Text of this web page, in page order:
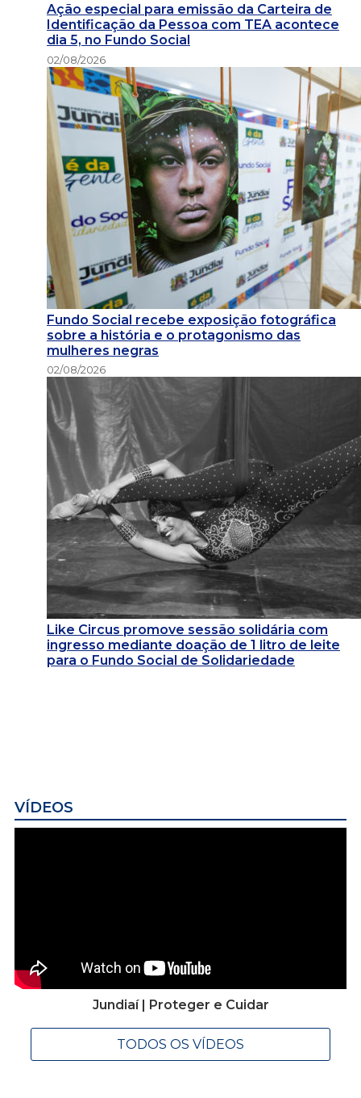
Ação especial para emissão da Carteira de
Identificação da Pessoa com TEA acontece
dia 5, no Fundo Social
02/08/2026
Fundo Social recebe exposição fotográfica
sobre a história e o protagonismo das
mulheres negras
02/08/2026
Like Circus promove sessão solidária com
ingresso mediante doação de 1 litro de leite
para o Fundo Social de Solidariedade
VÍDEOS
Jundiaí | Proteger e Cuidar
TODOS OS VÍDEOS